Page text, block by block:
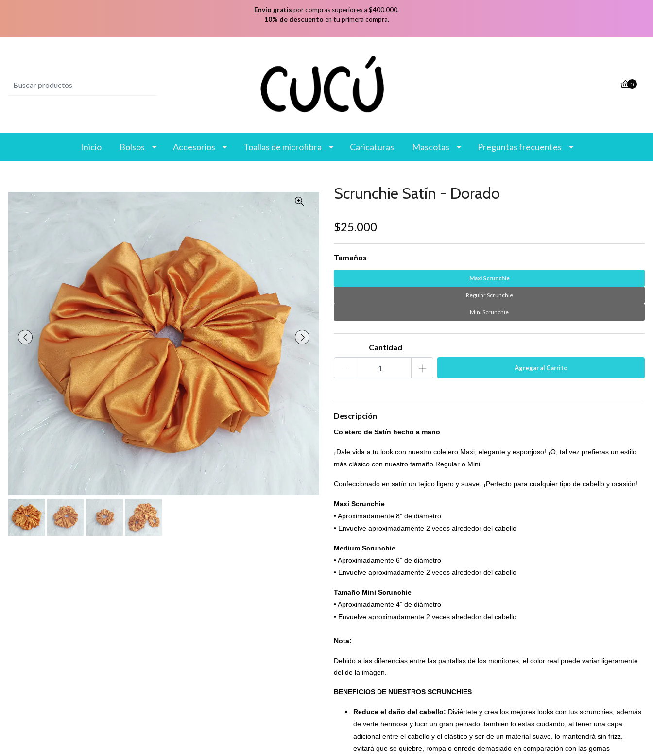
Envío gratis por compras superiores a $400.000.
10% de descuento en tu primera compra.
0
Inicio Bolsos Accesorios Toallas de microfibra Caricaturas Mascotas Preguntas frecuentes
Scrunchie Satín - Dorado
$25.000
Tamaños
Maxi Scrunchie
Regular Scrunchie
Mini Scrunchie
Cantidad
- +
Descripción
Coletero de Satín hecho a mano
¡Dale vida a tu look con nuestro coletero Maxi, elegante y esponjoso! ¡O, tal vez prefieras un estilo
más clásico con nuestro tamaño Regular o Mini!
Confeccionado en satín un tejido ligero y suave. ¡Perfecto para cualquier tipo de cabello y ocasión!
Maxi Scrunchie
• Aproximadamente 8” de diámetro
• Envuelve aproximadamente 2 veces alrededor del cabello
Medium Scrunchie
• Aproximadamente 6” de diámetro
• Envuelve aproximadamente 2 veces alrededor del cabello
Tamaño Mini Scrunchie
• Aproximadamente 4” de diámetro
• Envuelve aproximadamente 2 veces alrededor del cabello
Nota:
Debido a las diferencias entre las pantallas de los monitores, el color real puede variar ligeramente
del de la imagen.
BENEFICIOS DE NUESTROS SCRUNCHIES
Reduce el daño del cabello: Diviértete y crea los mejores looks con tus scrunchies, además
de verte hermosa y lucir un gran peinado, también lo estás cuidando, al tener una capa
adicional entre el cabello y el elástico y ser de un material suave, lo mantendrá sin frizz,
evitará que se quiebre, rompa o enrede demasiado en comparación con las gomas